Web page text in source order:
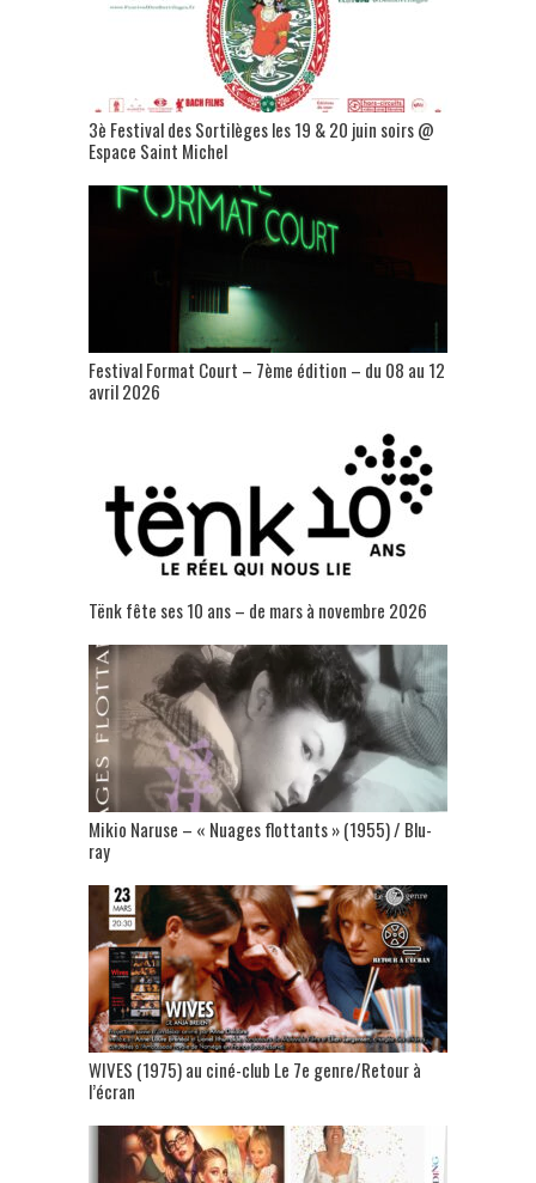
3è Festival des Sortilèges les 19 & 20 juin soirs @
Espace Saint Michel
Festival Format Court – 7ème édition – du 08 au 12
avril 2026
Tënk fête ses 10 ans – de mars à novembre 2026
Mikio Naruse – « Nuages flottants » (1955) / Blu-
ray
WIVES (1975) au ciné-club Le 7e genre/Retour à
l’écran